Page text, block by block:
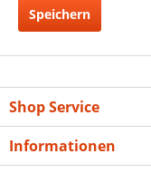
Speichern
Shop Service
Informationen